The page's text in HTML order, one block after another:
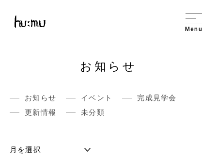
Menu
お知らせ
お知らせ イベント
完成見学会
更新情報
未分類